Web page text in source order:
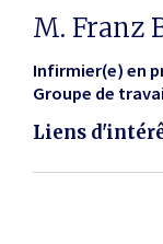
M. Franz
Infirmier(e) en
Groupe de
Liens